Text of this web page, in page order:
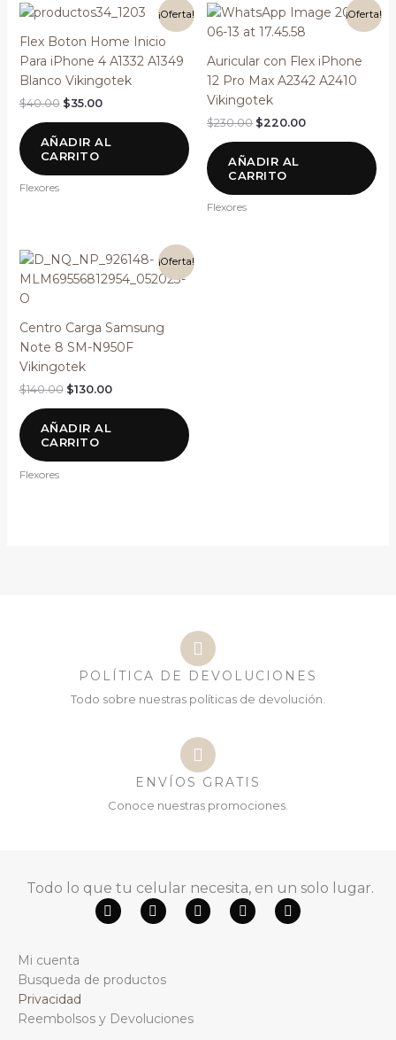
¡Oferta!
Flex Boton Home Inicio
Para iPhone 4 A1332 A1349
Blanco Vikingotek
$40.00
El
original
era:
$40.00.
$35.00
El
precio
actual
es:
$35.00.
AÑADIR AL
CARRITO
Flexores
¡Oferta!
Auricular con Flex iPhone
12 Pro Max A2342 A2410
Vikingotek
$230.00
El
precio
original
$230.00.
$220.00
El
precio
$220.00.
AÑADIR AL
CARRITO
Flexores
¡Oferta!
Centro Carga Samsung
Note 8 SM-N950F
Vikingotek
$140.00
El
precio
original
$130.00
El
actual
AÑADIR AL
CARRITO
Flexores
POLÍTICA DE DEVOLUCIONES
Todo sobre nuestras políticas de devolución.
ENVÍOS GRATIS
Conoce nuestras promociones.
Todo lo que tu celular necesita, en un solo lugar.
F
a
o
o
Y
o
b
e
W
h
T
i
I
n
Mi cuenta
Busqueda de productos
Privacidad
Reembolsos y Devoluciones